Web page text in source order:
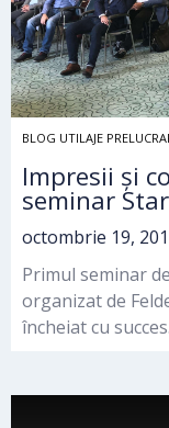
BLOG UTILAJE
Impresii și
seminar
octombrie 19,
Primul seminar
organizat de
încheiat cu